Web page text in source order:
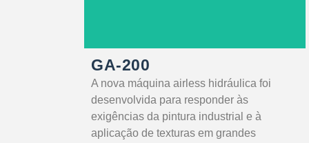
GA-200
A nova máquina airless hidráulica foi
desenvolvida para responder às
exigências da pintura industrial e à
aplicação de texturas em grandes